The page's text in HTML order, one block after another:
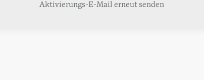
Aktivierungs-E-Mail erneut senden